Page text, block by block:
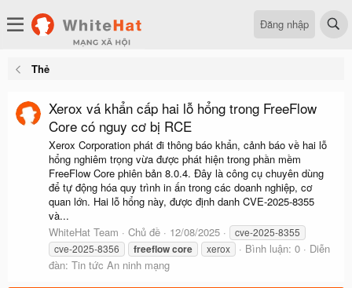
Đăng nhập
Thẻ
Xerox vá khẩn cấp hai lỗ hổng trong FreeFlow
Core có nguy cơ bị RCE
Xerox Corporation phát đi thông báo khẩn, cảnh báo về hai lỗ
hổng nghiêm trọng vừa được phát hiện trong phần mềm
FreeFlow Core phiên bản 8.0.4. Đây là công cụ chuyên dùng
để tự động hóa quy trình in ấn trong các doanh nghiệp, cơ
quan lớn. Hai lỗ hổng này, được định danh CVE-2025-8355
và...
WhiteHat Team
Chủ đề 12/08/2025
cve-2025-8355
cve-2025-8356
freeflowcore xerox Bình luận: 0
Diễn
đàn: Tin tức An ninh mạng